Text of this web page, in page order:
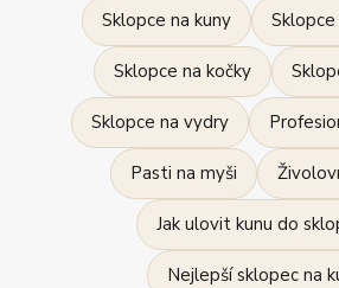
Sklopce na kuny
Sklopce na kočky
Sklopce na vydry
Pasti na myši
Jak ulovit kunu do
Nejlepší sklopec na